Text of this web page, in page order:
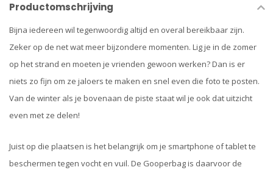
Productomschrijving
Bijna iedereen wil tegenwoordig altijd en overal bereikbaar zijn.
Zeker op de net wat meer bijzondere momenten. Lig je in de zomer
op het strand en moeten je vrienden gewoon werken? Dan is er
niets zo fijn om ze jaloers te maken en snel even die foto te posten.
Van de winter als je bovenaan de piste staat wil je ook dat uitzicht
even met ze delen!
Juist op die plaatsen is het belangrijk om je smartphone of tablet te
beschermen tegen vocht en vuil. De Gooperbag is daarvoor de